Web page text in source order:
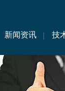
新闻资讯 技